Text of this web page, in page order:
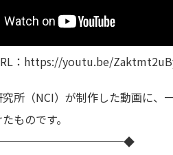
：https://youtu.be/
所（NCI）が制作した動画に、
ものです。